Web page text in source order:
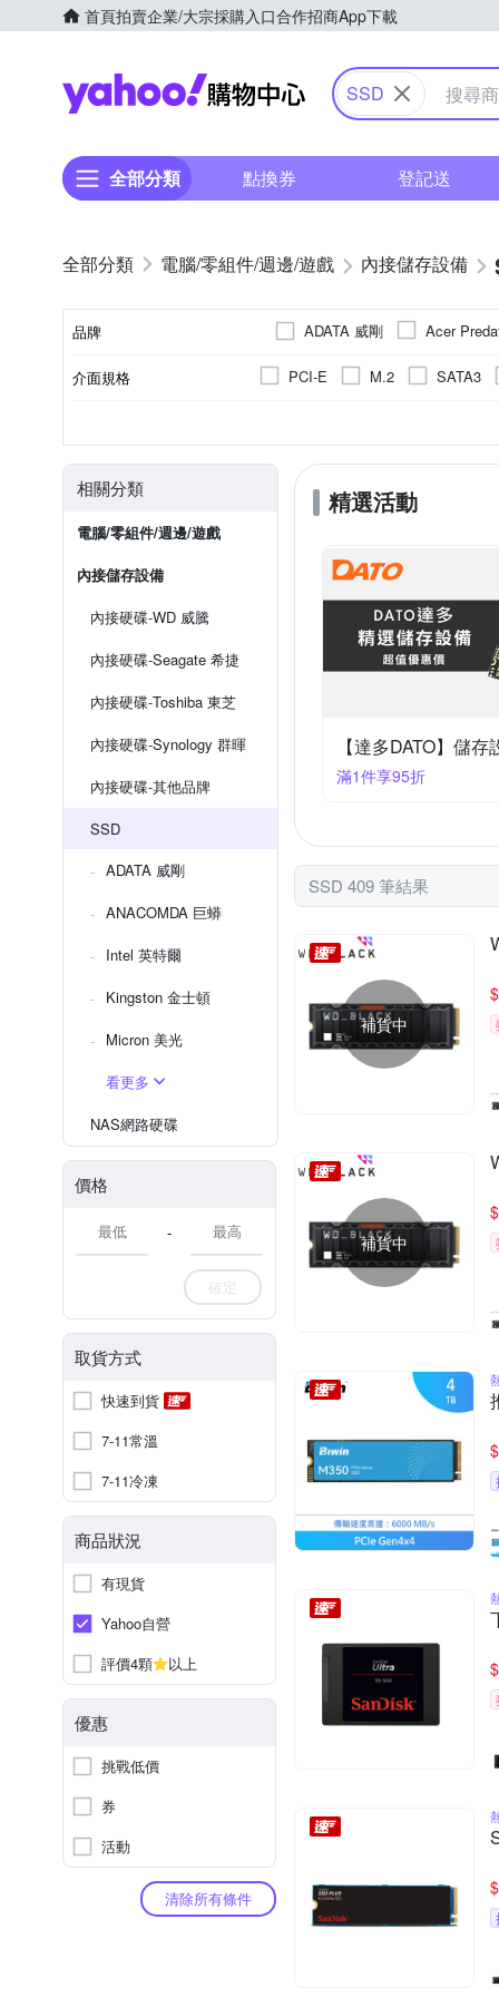
首頁拍賣企業/大宗採購入口合作招商App下載
Yahoo購物中心
SSD
全部分類 點換券 登記送
電腦/零組件/週邊/遊戲 內接儲存設備
品牌 ADATA 威剛
Acer
CORSAIR 海盜船
WD 威騰
其他品牌
介面規格 PCI-E M.2 SATA3
相關分類
電腦/零組件/週邊/遊戲
內接儲存設備
內接硬碟-WD 威騰
內接硬碟-Seagate 希捷
內接硬碟-Toshiba 東芝
內接硬碟-Synology 群暉
內接硬碟-其他品牌
SSD
ADATA 威剛
ANACOMDA 巨蟒
Intel 英特爾
Kingston 金士頓
Micron 美光
看更多
NAS網路硬碟
價格
-
確定
取貨方式
快速到貨
7-11常溫
7-11冷凍
商品狀況
有現貨
Yahoo自營
評價4顆
以上
優惠
挑戰低價
券
活動
清除所有條件
精選活動
【達多DATO】儲
滿1件享95折
SSD 409 筆結果
補貨中
$
補貨中
$
$
$
$